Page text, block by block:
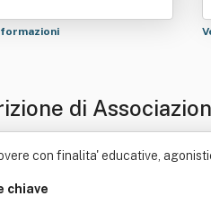
di
con finalita' educative,
chiave